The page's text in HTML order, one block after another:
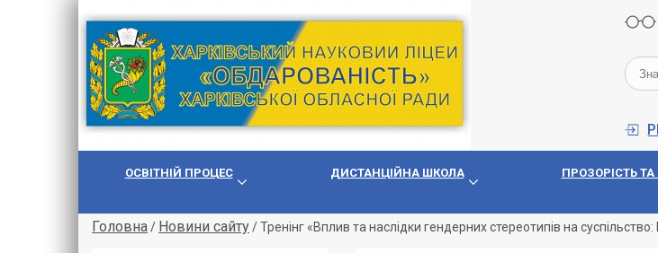
ОСВІТНІЙ ПРОЦЕС ДИСТАНЦІЙНА ШКОЛА ПРОЗОРIСТЬ
Головна/ Новини сайту/Тренінг «Вплив та наслідки гендерних стереотипів на